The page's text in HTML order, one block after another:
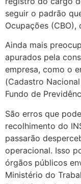
seguir o padrão
Ocupações
Ainda mais
apurados pela
empresa, como o
(Cadastro
Fundo de
São erros que
recolhimento do
passarão
operacional. Isso
órgãos públicos
Ministério do